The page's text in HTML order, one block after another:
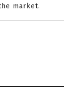
market.